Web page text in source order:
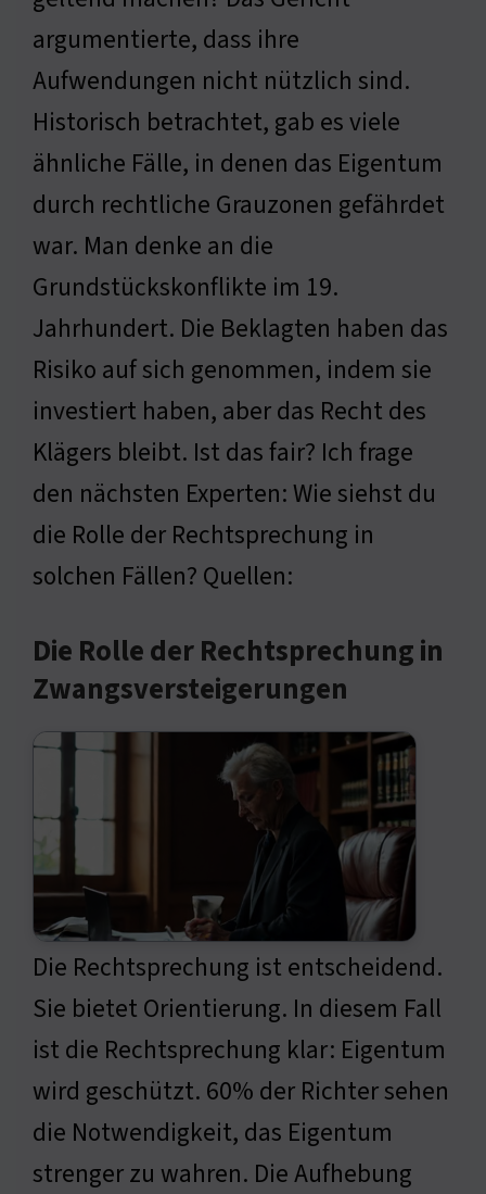
argumentierte, dass ihre
Aufwendungen nicht nützlich sind.
Historisch betrachtet, gab es viele
ähnliche Fälle, in denen das Eigentum
durch rechtliche Grauzonen gefährdet
war. Man denke an die
Grundstückskonflikte im 19.
Jahrhundert. Die Beklagten haben das
Risiko auf sich genommen, indem sie
investiert haben, aber das Recht des
Klägers bleibt. Ist das fair? Ich frage
den nächsten Experten: Wie siehst du
die Rolle der Rechtsprechung in
solchen Fällen? Quellen:
Die Rolle der Rechtsprechung in
Zwangsversteigerungen
Die Rechtsprechung ist entscheidend.
Sie bietet Orientierung. In diesem Fall
ist die Rechtsprechung klar: Eigentum
wird geschützt. 60% der Richter sehen
die Notwendigkeit, das Eigentum
strenger zu wahren. Die Aufhebung